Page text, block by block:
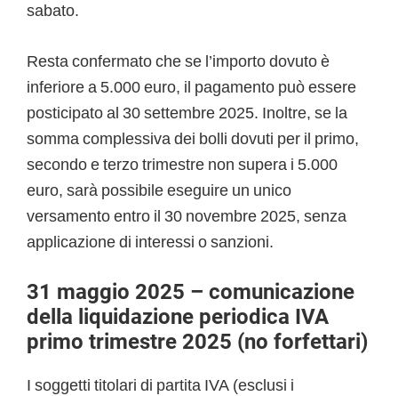
sabato.
Resta confermato che se l’importo dovuto è
inferiore a 5.000 euro, il pagamento può essere
posticipato al 30 settembre 2025. Inoltre, se la
somma complessiva dei bolli dovuti per il primo,
secondo e terzo trimestre non supera i 5.000
euro, sarà possibile eseguire un unico
versamento entro il 30 novembre 2025, senza
applicazione di interessi o sanzioni.
31 maggio 2025 – comunicazione
della liquidazione periodica IVA
primo trimestre 2025 (no forfettari)
I soggetti titolari di partita IVA (esclusi i